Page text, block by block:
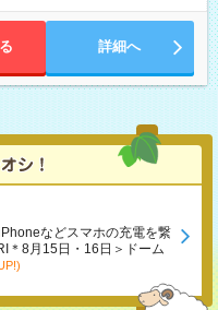
詳細へ
などスマホの充電を繋
＊8月15日・16日＞ドーム